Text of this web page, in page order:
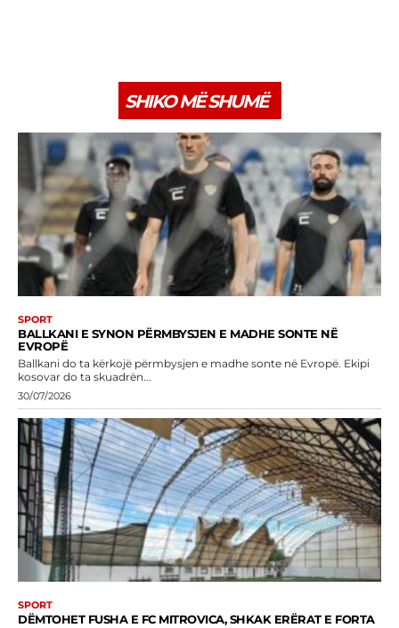
SHIKO MË SHUMË
SPORT
BALLKANI E SYNON PËRMBYSJEN E MADHE SONTE NË
EVROPË
Ballkani do ta kërkojë përmbysjen e madhe sonte në Evropë. Ekipi
kosovar do ta skuadrën...
30/07/2026
SPORT
DËMTOHET FUSHA E FC MITROVICA, SHKAK ERËRAT E FORTA